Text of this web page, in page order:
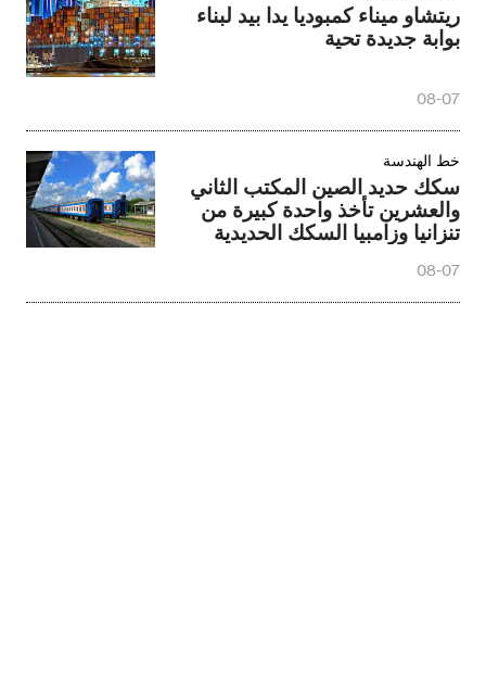
ريتشاو ميناء كمبوديا يدا بيد لبناء
بوابة جديدة تحية
08-07
خط الهندسة
سكك حديد الصين المكتب الثاني
والعشرين تأخذ واحدة كبيرة من
تنزانيا وزامبيا السكك الحديدية
08-07